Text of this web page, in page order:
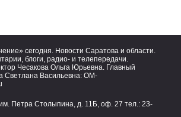
сегодня. Новости Саратова и области.
блоги, радио- и телепередачи.
Чесакова Ольга Юрьевна. Главный
Светлана Васильевна: OM-
Петра Столыпина, д. 11Б, оф. 27 тел.: 23-